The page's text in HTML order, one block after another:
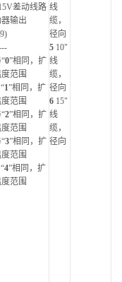
差动线路
输出
0”相同，扩
范围
1”相同，扩
范围
2”相同，扩
范围
3”相同，扩
范围
4”相同，扩
范围
线
缆，
径向
5 10"
线
缆，
径向
6 15"
线
缆，
径向